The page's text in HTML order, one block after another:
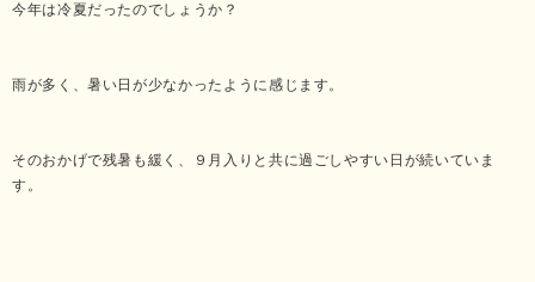
今年は冷夏だったのでしょうか？
雨が多く、暑い日が少なかったように感じます。
そのおかげで残暑も緩く、９月入りと共に過ごしやすい日が続いていま
す。